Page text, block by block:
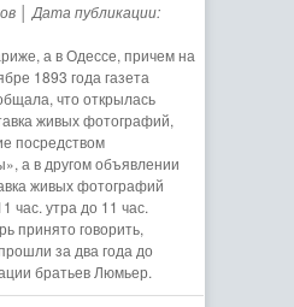
│ Дата публикации:
а в Одессе, причем на
1893 года газета
что открылась
живых фотографий,
посредством
а в другом объявлении
живых фотографий
час. утра до 11 час.
принято говорить,
за два года до
братьев Люмьер.